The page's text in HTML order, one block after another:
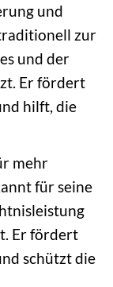
und
zur
und der
Er fördert
hilft, die
mehr
für seine
Er fördert
schützt die